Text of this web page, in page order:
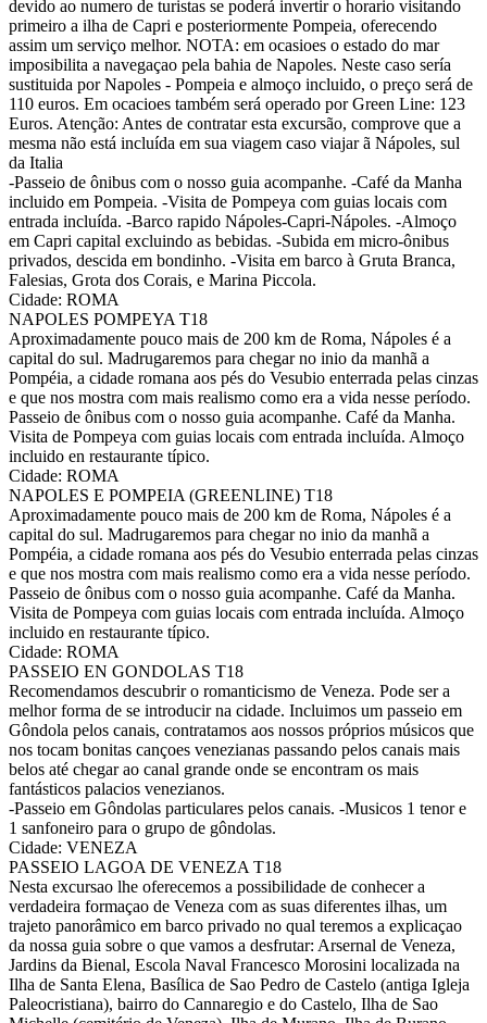
devido ao numero de turistas se poderá invertir o horario visitando
primeiro a ilha de Capri e posteriormente Pompeia, oferecendo
assim um serviço melhor. NOTA: em ocasioes o estado do mar
imposibilita a navegaçao pela bahia de Napoles. Neste caso sería
sustituida por Napoles - Pompeia e almoço incluido, o preço será de
110 euros. Em ocacioes também será operado por Green Line: 123
Euros. Atenção: Antes de contratar esta excursão, comprove que a
mesma não está incluída em sua viagem caso viajar ã Nápoles, sul
da Italia
-Passeio de ônibus com o nosso guia acompanhe. -Café da Manha
incluido em Pompeia. -Visita de Pompeya com guias locais com
entrada incluída. -Barco rapido Nápoles-Capri-Nápoles. -Almoço
em Capri capital excluindo as bebidas. -Subida em micro-ônibus
privados, descida em bondinho. -Visita em barco à Gruta Branca,
Falesias, Grota dos Corais, e Marina Piccola.
Cidade: ROMA
NAPOLES POMPEYA T18
Aproximadamente pouco mais de 200 km de Roma, Nápoles é a
capital do sul. Madrugaremos para chegar no inio da manhã a
Pompéia, a cidade romana aos pés do Vesubio enterrada pelas cinzas
e que nos mostra com mais realismo como era a vida nesse período.
Passeio de ônibus com o nosso guia acompanhe. Café da Manha.
Visita de Pompeya com guias locais com entrada incluída. Almoço
incluido en restaurante típico.
Cidade: ROMA
NAPOLES E POMPEIA (GREENLINE) T18
Aproximadamente pouco mais de 200 km de Roma, Nápoles é a
capital do sul. Madrugaremos para chegar no inio da manhã a
Pompéia, a cidade romana aos pés do Vesubio enterrada pelas cinzas
e que nos mostra com mais realismo como era a vida nesse período.
Passeio de ônibus com o nosso guia acompanhe. Café da Manha.
Visita de Pompeya com guias locais com entrada incluída. Almoço
incluido en restaurante típico.
Cidade: ROMA
PASSEIO EN GONDOLAS T18
Recomendamos descubrir o romanticismo de Veneza. Pode ser a
melhor forma de se introducir na cidade. Incluimos um passeio em
Gôndola pelos canais, contratamos aos nossos próprios músicos que
nos tocam bonitas cançoes venezianas passando pelos canais mais
belos até chegar ao canal grande onde se encontram os mais
fantásticos palacios venezianos.
-Passeio em Gôndolas particulares pelos canais. -Musicos 1 tenor e
1 sanfoneiro para o grupo de gôndolas.
Cidade: VENEZA
PASSEIO LAGOA DE VENEZA T18
Nesta excursao lhe oferecemos a possibilidade de conhecer a
verdadeira formaçao de Veneza com as suas diferentes ilhas, um
trajeto panorâmico em barco privado no qual teremos a explicaçao
da nossa guia sobre o que vamos a desfrutar: Arsernal de Veneza,
Jardins da Bienal, Escola Naval Francesco Morosini localizada na
Ilha de Santa Elena, Basílica de Sao Pedro de Castelo (antiga Igleja
Paleocristiana), bairro do Cannaregio e do Castelo, Ilha de Sao